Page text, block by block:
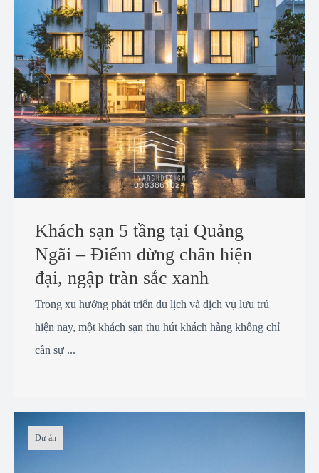
Khách sạn 5 tầng tại Quảng
Ngãi – Điểm dừng chân hiện
đại, ngập tràn sắc xanh
Trong xu hướng phát triển du lịch và dịch vụ lưu trú
hiện nay, một khách sạn thu hút khách hàng không chỉ
cần sự ...
Dự án